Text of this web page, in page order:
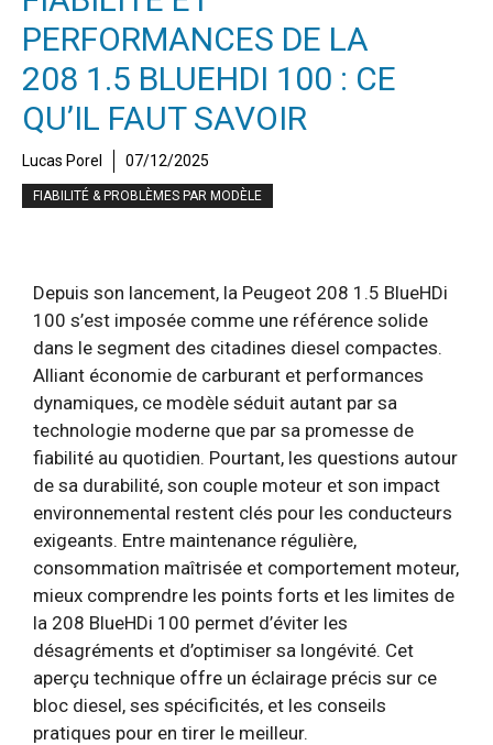
PERFORMANCES DE LA
208 1.5 BLUEHDI 100 : CE
QU’IL FAUT SAVOIR
Lucas Porel 07/12/2025
FIABILITÉ & PROBLÈMES PAR MODÈLE
Depuis son lancement, la Peugeot 208 1.5 BlueHDi
100 s’est imposée comme une référence solide
dans le segment des citadines diesel compactes.
Alliant économie de carburant et performances
dynamiques, ce modèle séduit autant par sa
technologie moderne que par sa promesse de
fiabilité au quotidien. Pourtant, les questions autour
de sa durabilité, son couple moteur et son impact
environnemental restent clés pour les conducteurs
exigeants. Entre maintenance régulière,
consommation maîtrisée et comportement moteur,
mieux comprendre les points forts et les limites de
la 208 BlueHDi 100 permet d’éviter les
désagréments et d’optimiser sa longévité. Cet
aperçu technique offre un éclairage précis sur ce
bloc diesel, ses spécificités, et les conseils
pratiques pour en tirer le meilleur.